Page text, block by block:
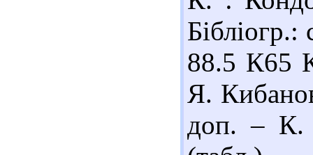
88.5 К65
Я.
доп. –